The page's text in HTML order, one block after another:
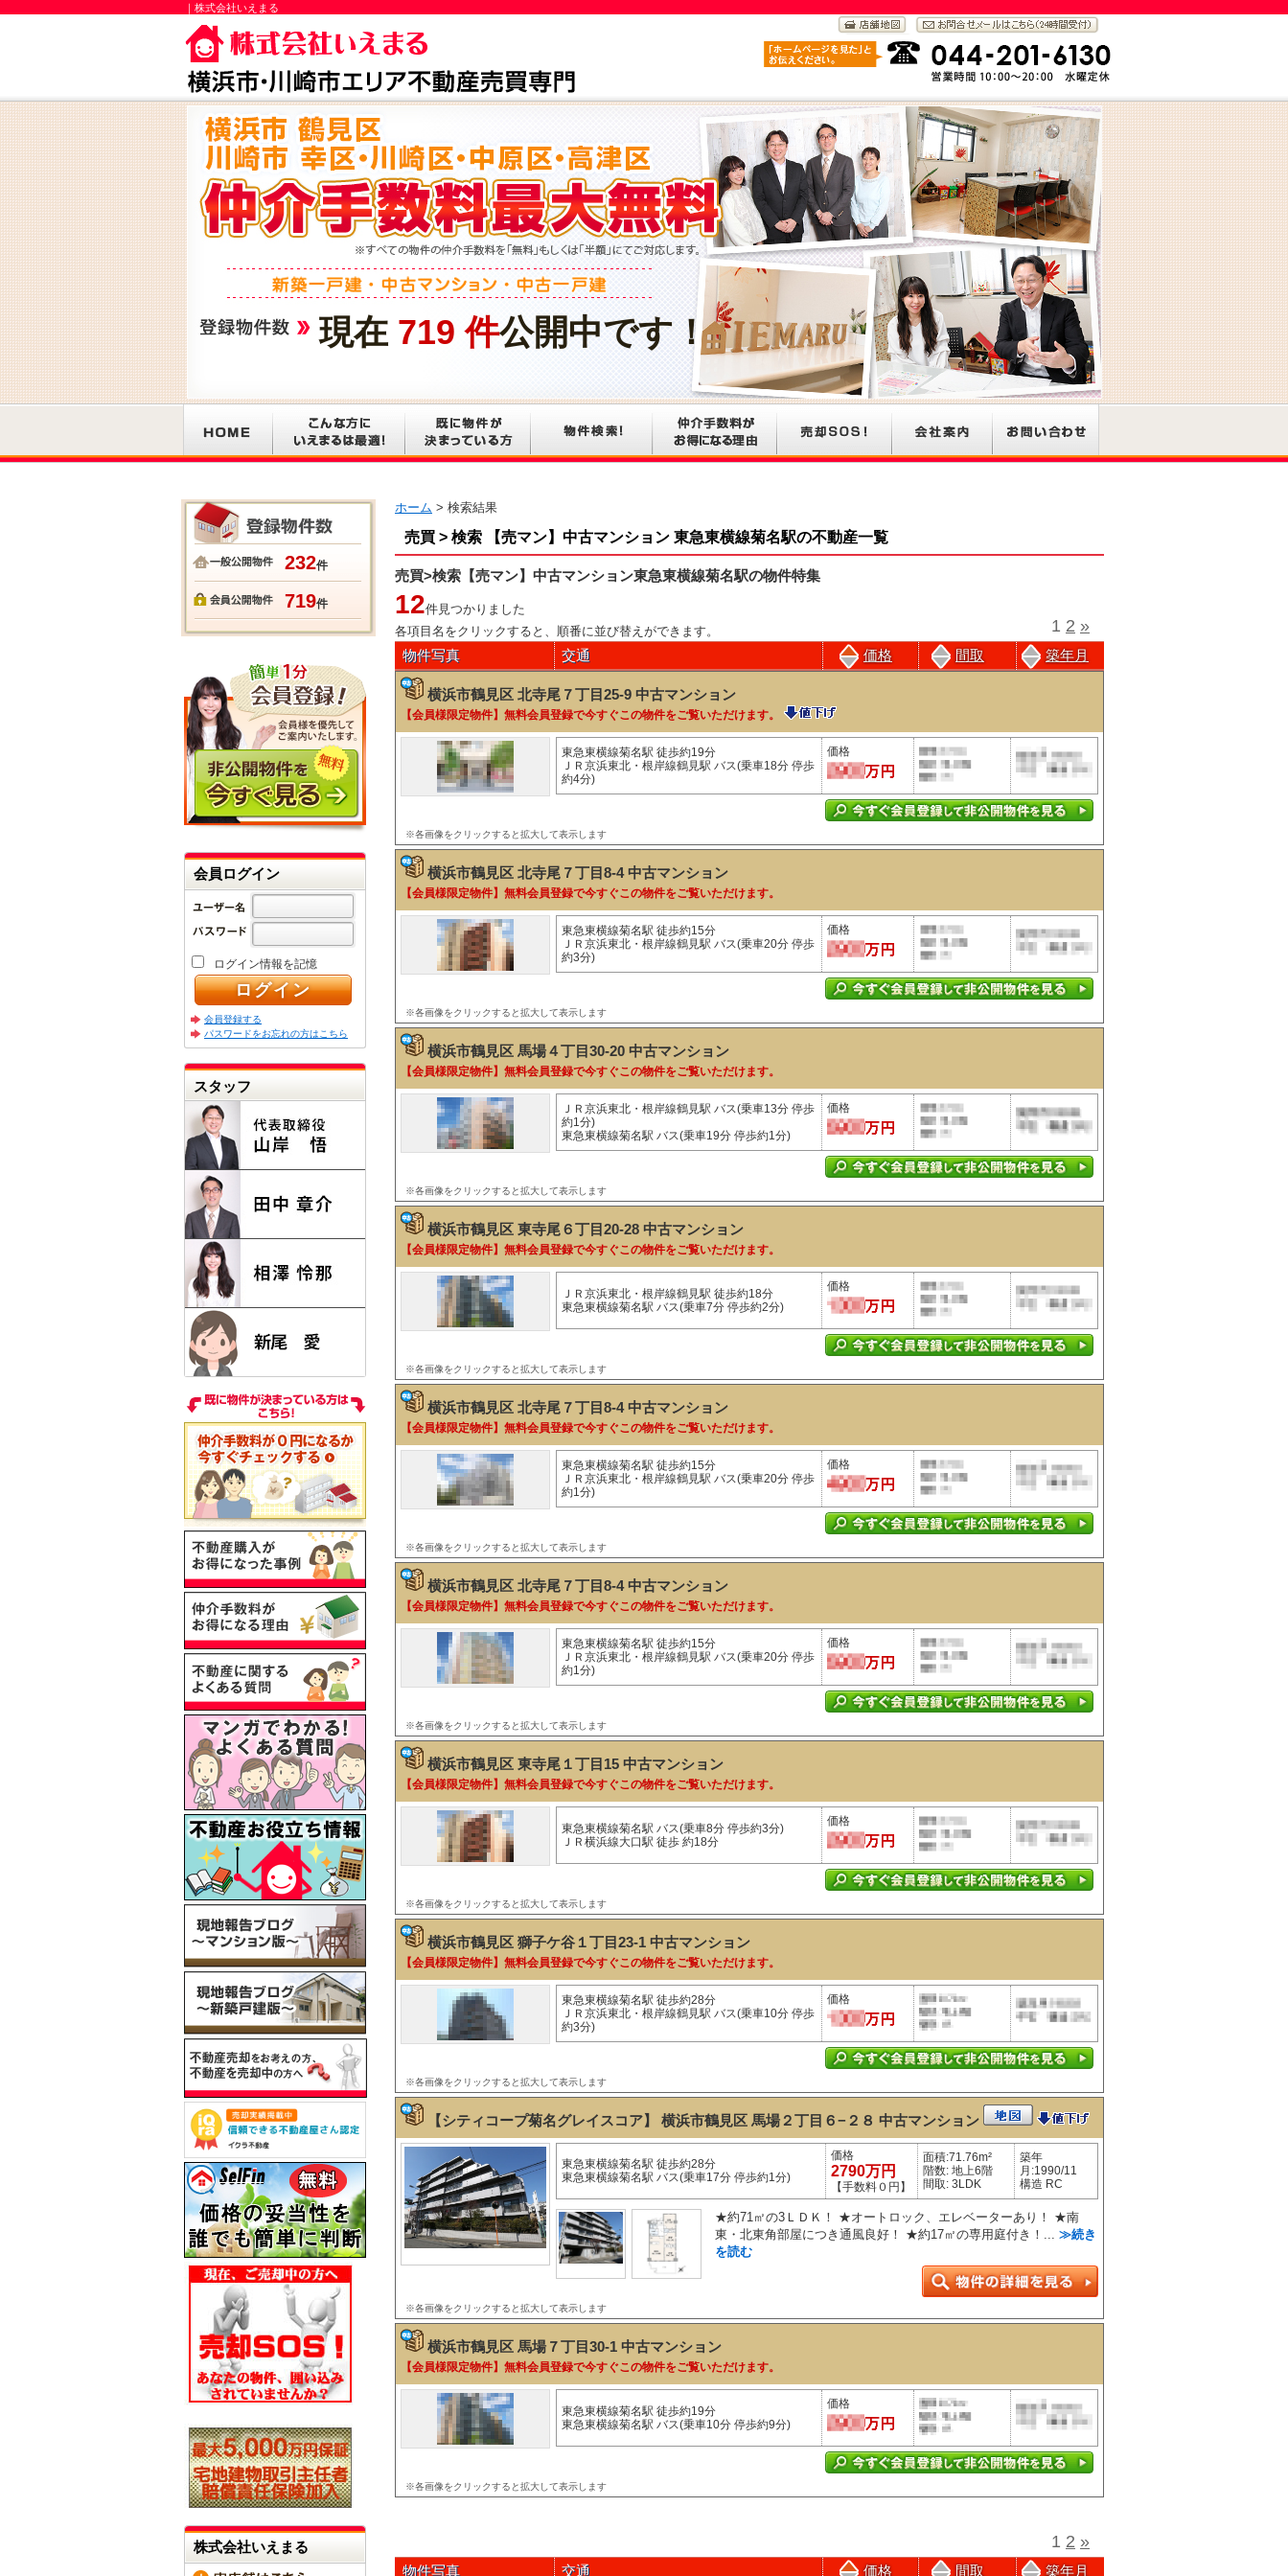
｜株式会社いえまる
現在 719 件公開中です！
ホーム > 検索結果
売買 > 検索 【売マン】中古マンション 東急東横線菊名駅の不動産一覧
売買>検索【売マン】中古マンション東急東横線菊名駅の物件特集
12件見つかりました
各項目名をクリックすると、順番に並び替えができます。
物件写真 交通 価格 間取 築年月
1 2 »
横浜市鶴見区 北寺尾７丁目25-9 中古マンション
【会員様限定物件】無料会員登録で今すぐこの物件をご覧いただけます。
東急東横線菊名駅 徒歩約19分
ＪＲ京浜東北・根岸線鶴見駅 バス(乗車18分 停歩
約4分)
価格
※各画像をクリックすると拡大して表示します
横浜市鶴見区 北寺尾７丁目8-4 中古マンション
【会員様限定物件】無料会員登録で今すぐこの物件をご覧いただけます。
東急東横線菊名駅 徒歩約15分
ＪＲ京浜東北・根岸線鶴見駅 バス(乗車20分 停歩
約3分)
価格
※各画像をクリックすると拡大して表示します
横浜市鶴見区 馬場４丁目30-20 中古マンション
【会員様限定物件】無料会員登録で今すぐこの物件をご覧いただけます。
ＪＲ京浜東北・根岸線鶴見駅 バス(乗車13分 停歩
約1分)
東急東横線菊名駅 バス(乗車19分 停歩約1分)
価格
※各画像をクリックすると拡大して表示します
横浜市鶴見区 東寺尾６丁目20-28 中古マンション
【会員様限定物件】無料会員登録で今すぐこの物件をご覧いただけます。
ＪＲ京浜東北・根岸線鶴見駅 徒歩約18分
東急東横線菊名駅 バス(乗車7分 停歩約2分)
価格
※各画像をクリックすると拡大して表示します
横浜市鶴見区 北寺尾７丁目8-4 中古マンション
【会員様限定物件】無料会員登録で今すぐこの物件をご覧いただけます。
東急東横線菊名駅 徒歩約15分
ＪＲ京浜東北・根岸線鶴見駅 バス(乗車20分 停歩
約1分)
価格
※各画像をクリックすると拡大して表示します
横浜市鶴見区 北寺尾７丁目8-4 中古マンション
【会員様限定物件】無料会員登録で今すぐこの物件をご覧いただけます。
東急東横線菊名駅 徒歩約15分
ＪＲ京浜東北・根岸線鶴見駅 バス(乗車20分 停歩
約1分)
価格
※各画像をクリックすると拡大して表示します
横浜市鶴見区 東寺尾１丁目15 中古マンション
【会員様限定物件】無料会員登録で今すぐこの物件をご覧いただけます。
東急東横線菊名駅 バス(乗車8分 停歩約3分)
ＪＲ横浜線大口駅 徒歩 約18分
価格
※各画像をクリックすると拡大して表示します
横浜市鶴見区 獅子ケ谷１丁目23-1 中古マンション
【会員様限定物件】無料会員登録で今すぐこの物件をご覧いただけます。
東急東横線菊名駅 徒歩約28分
ＪＲ京浜東北・根岸線鶴見駅 バス(乗車10分 停歩
約3分)
価格
※各画像をクリックすると拡大して表示します
【シティコープ菊名グレイスコア】 横浜市鶴見区 馬場２丁目６−２８ 中古マンション
東急東横線菊名駅 徒歩約28分
東急東横線菊名駅 バス(乗車17分 停歩約1分)
価格
2790万円
【手数料０円】
面積:71.76m²
階数: 地上6階
間取: 3LDK
築年
月:1990/11
構造 RC
★約71㎡の3ＬＤＫ！ ★オートロック、エレベーターあり！ ★南
東・北東角部屋につき通風良好！ ★約17㎡の専用庭付き！... ≫続き
を読む
※各画像をクリックすると拡大して表示します
横浜市鶴見区 馬場７丁目30-1 中古マンション
【会員様限定物件】無料会員登録で今すぐこの物件をご覧いただけます。
東急東横線菊名駅 徒歩約19分
東急東横線菊名駅 バス(乗車10分 停歩約9分)
価格
※各画像をクリックすると拡大して表示します
物件写真 交通 価格 間取 築年月
1 2 »
232件
719件
会員ログイン
ログイン情報を記憶
会員登録する
パスワードをお忘れの方はこちら
スタッフ
株式会社いえまる